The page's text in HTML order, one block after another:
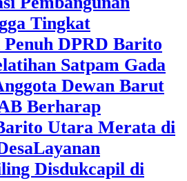
Tingkat
Penuh DPRD Barito
Satpam Gada
Dewan Barut
Berharap
Utara Merata di
Layanan
Disdukcapil di